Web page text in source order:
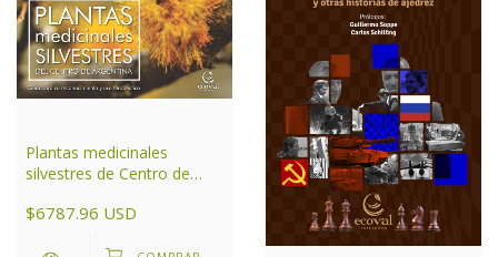
Plantas medicinales
silvestres de Centro de
$6787.96 USD